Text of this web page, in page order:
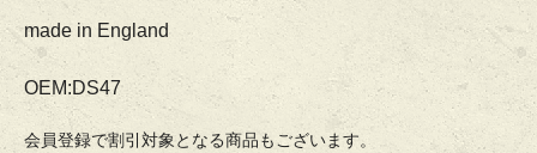
made in England
OEM:DS47
会員登録で割引対象となる商品もございます。